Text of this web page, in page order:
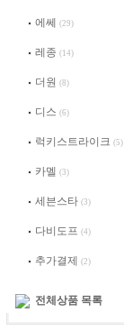
에쎄 (29)
레종 (14)
더원 (8)
디스 (6)
럭키스트라이크 (5)
카멜 (3)
세븐스타 (3)
다비도프 (4)
추가결제 (2)
전체상품 목록